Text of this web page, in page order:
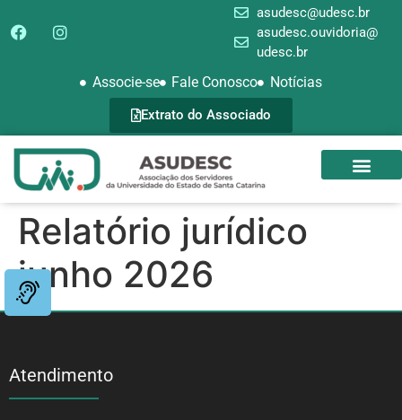
asudesc@udesc.br
asudesc.ouvidoria@
udesc.br
Associe-se Fale Conosco Notícias
Extrato do Associado
Relatório jurídico
junho 2026
Atendimento